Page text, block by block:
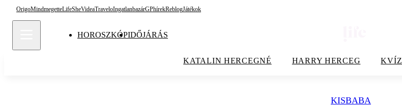
OrigoMindmegetteLifeSheVideaTraveloIngatlanbazárGPhírekReblogJátékok
HOROSZKÓPIDŐJÁRÁS
KATALIN HERCEGNÉ HARRY HERCEG KVÍZ
KISBABA